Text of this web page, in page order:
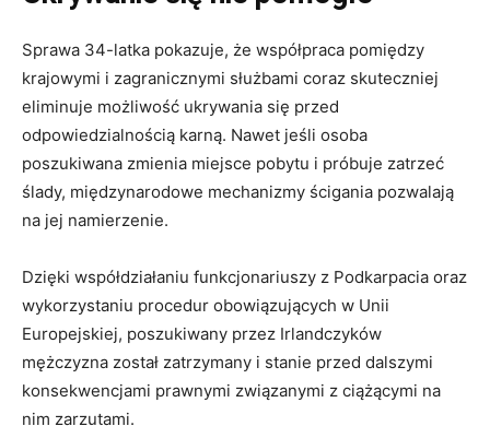
Sprawa 34-latka pokazuje, że współpraca pomiędzy
krajowymi i zagranicznymi służbami coraz skuteczniej
eliminuje możliwość ukrywania się przed
odpowiedzialnością karną. Nawet jeśli osoba
poszukiwana zmienia miejsce pobytu i próbuje zatrzeć
ślady, międzynarodowe mechanizmy ścigania pozwalają
na jej namierzenie.
Dzięki współdziałaniu funkcjonariuszy z Podkarpacia oraz
wykorzystaniu procedur obowiązujących w Unii
Europejskiej, poszukiwany przez Irlandczyków
mężczyzna został zatrzymany i stanie przed dalszymi
konsekwencjami prawnymi związanymi z ciążącymi na
nim zarzutami.